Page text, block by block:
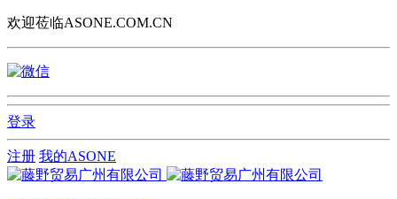
欢迎莅临ASONE.COM.CN
登录
注册 我的ASONE